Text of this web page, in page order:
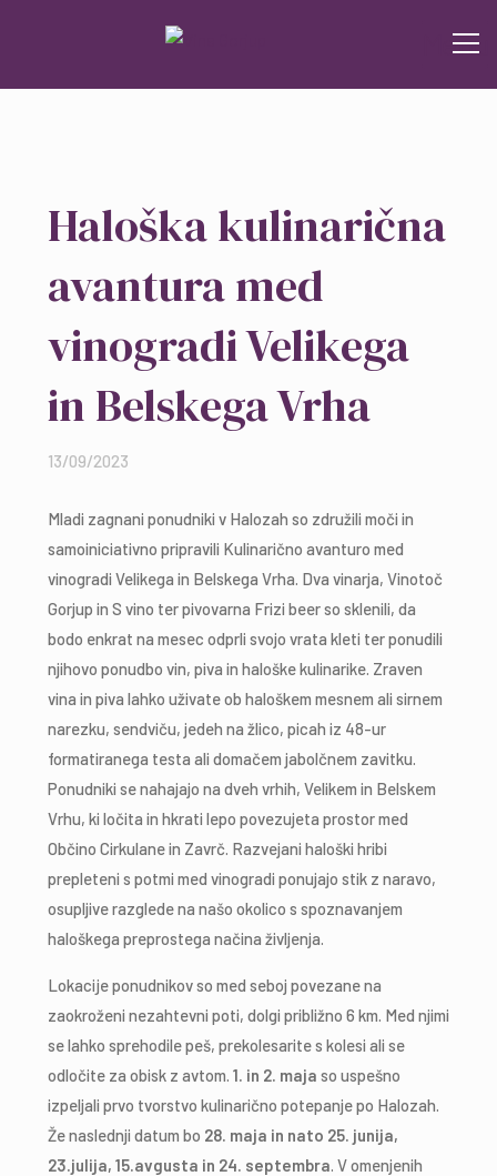
Menu
Degustacije
Novice
Kontakt
Haloška kulinarična
avantura med
vinogradi Velikega
in Belskega Vrha
13/09/2023
Mladi zagnani ponudniki v Halozah so združili moči in
samoiniciativno pripravili Kulinarično avanturo med
vinogradi Velikega in Belskega Vrha. Dva vinarja, Vinotoč
Gorjup in S vino ter pivovarna Frizi beer so sklenili, da
bodo enkrat na mesec odprli svojo vrata kleti ter ponudili
njihovo ponudbo vin, piva in haloške kulinarike. Zraven
vina in piva lahko uživate ob haloškem mesnem ali sirnem
narezku, sendviču, jedeh na žlico, picah iz 48-ur
formatiranega testa ali domačem jabolčnem zavitku.
Ponudniki se nahajajo na dveh vrhih, Velikem in Belskem
Vrhu, ki ločita in hkrati lepo povezujeta prostor med
Občino Cirkulane in Zavrč. Razvejani haloški hribi
prepleteni s potmi med vinogradi ponujajo stik z naravo,
osupljive razglede na našo okolico s spoznavanjem
haloškega preprostega načina življenja.
Lokacije ponudnikov so med seboj povezane na
zaokroženi nezahtevni poti, dolgi približno 6 km. Med njimi
se lahko sprehodile peš, prekolesarite s kolesi ali se
odločite za obisk z avtom. 1. in 2. maja so uspešno
izpeljali prvo tvorstvo kulinarično potepanje po Halozah.
Že naslednji datum bo 28. maja in nato 25. junija,
23.julija, 15.avgusta in 24. septembra. V omenjenih